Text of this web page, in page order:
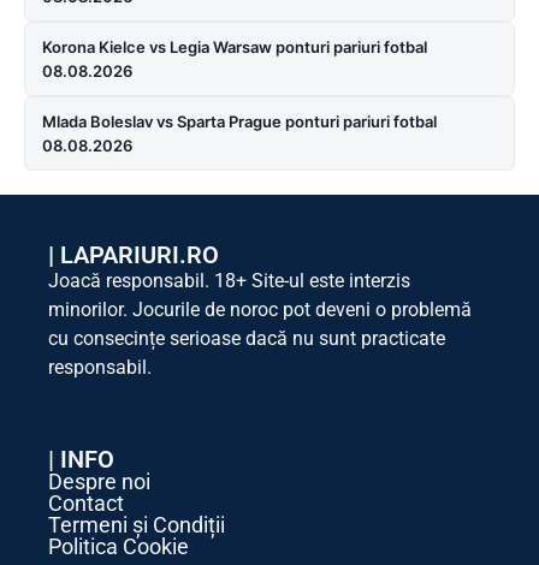
Korona Kielce vs Legia Warsaw ponturi pariuri fotbal
08.08.2026
Mlada Boleslav vs Sparta Prague ponturi pariuri fotbal
08.08.2026
| LAPARIURI.RO
Joacă responsabil. 18+ Site-ul este interzis
minorilor. Jocurile de noroc pot deveni o problemă
cu consecințe serioase dacă nu sunt practicate
responsabil.
| INFO
Despre noi
Contact
Termeni și Condiții
Politica Cookie